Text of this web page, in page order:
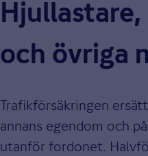
Hjullastare,
och övriga
Trafikförsäkringen
annans egendom och
utanför fordonet.